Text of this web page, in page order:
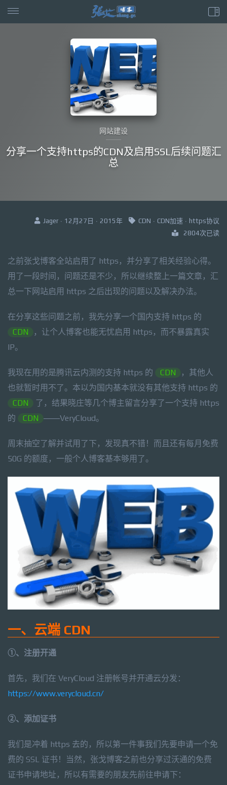
网站建设
分享一个支持https的CDN及启用SSL后续问题汇
总
Jager · 12月27日 · 2015年 CDN · CDN加速 · https协议
2804次已读
之前张戈博客全站启用了 https，并分享了相关经验心得。
用了一段时间，问题还是不少，所以继续整上一篇文章，汇
总一下网站启用 https 之后出现的问题以及解决办法。
在分享这些问题之前，我先分享一个国内支持 https 的
CDN
，让个人博客也能无忧启用 https，而不暴露真实
IP。
我现在用的是腾讯云内测的支持 https 的 CDN
，其他人
也就暂时用不了。本以为国内基本就没有其他支持 https 的
CDN
了，结果晓庄等几个博主留言分享了一个支持 https
的
CDN ——VeryCloud。
周末抽空了解并试用了下，发现真不错！而且还有每月免费
50G 的额度，一般个人博客基本够用了。
一、云端 CDN
①、注册开通
首先，我们在 VeryCloud 注册帐号并开通云分发：
https://www.verycloud.cn/
②、添加证书
我们是冲着 https 去的，所以第一件事我们先要申请一个免
费的 SSL 证书！当然，张戈博客之前也分享过沃通的免费
证书申请地址，所以有需要的朋友先前往申请下：